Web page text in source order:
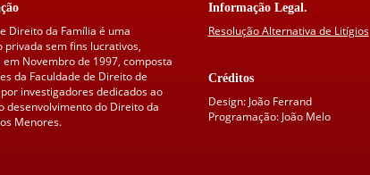
Direito da Família é uma
privada sem fins lucrativos,
Novembro de 1997, composta
da Faculdade de Direito de
investigadores dedicados ao
desenvolvimento do Direito da
Menores.
Informação Legal.
Resolução Alternativa de Litígios
Créditos
Design: João Ferrand
Programação: João Melo